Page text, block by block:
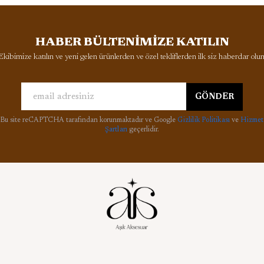
HABER BÜLTENİMİZE KATILIN
katılın ve yeni gelen ürünlerden ve özel tekliflerden ilk siz haberdar
GÖNDER
Bu site reCAPTCHA tarafından korunmaktadır ve Google Gizlilik Politikasıve Hizmet
Şartları geçerlidir.